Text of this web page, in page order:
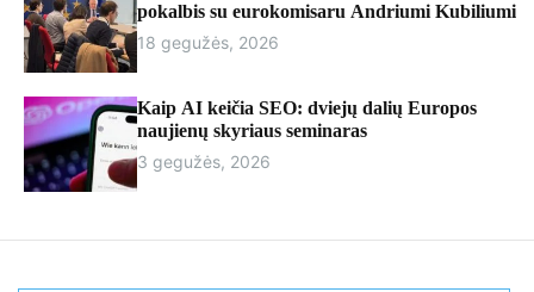
pokalbis su eurokomisaru Andriumi Kubiliumi
18 gegužės, 2026
Kaip AI keičia SEO: dviejų dalių Europos
naujienų skyriaus seminaras
3 gegužės, 2026